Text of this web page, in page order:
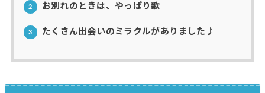
2 お別れのときは、やっぱり歌
3 たくさん出会いのミラクルがありました♪